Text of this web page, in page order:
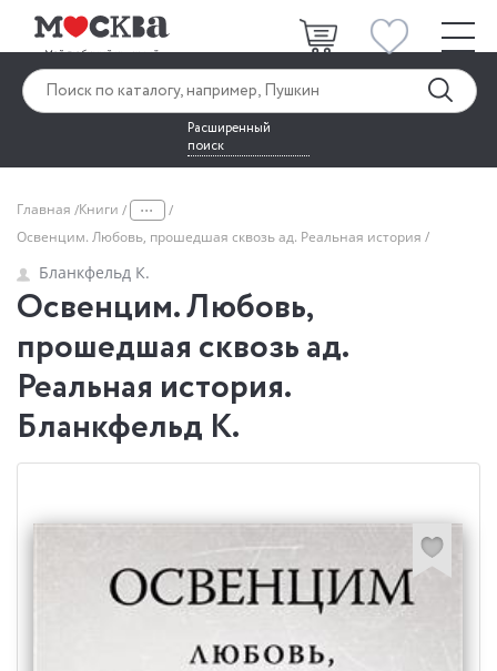
Расширенный
поиск
Главная Книги ...
Освенцим. Любовь, прошедшая сквозь ад. Реальная история
Бланкфельд К.
Освенцим. Любовь,
прошедшая сквозь ад.
Реальная история.
Бланкфельд К.